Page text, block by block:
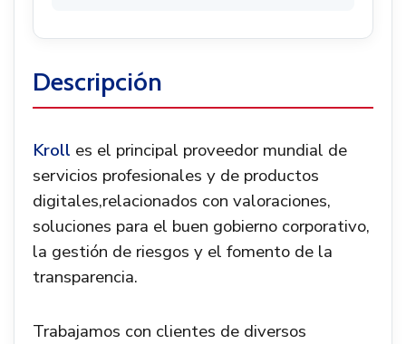
Descripción
Kroll es el principal proveedor mundial de
servicios profesionales y de productos
digitales,relacionados con valoraciones,
soluciones para el buen gobierno corporativo,
la gestión de riesgos y el fomento de la
transparencia.
Trabajamos con clientes de diversos